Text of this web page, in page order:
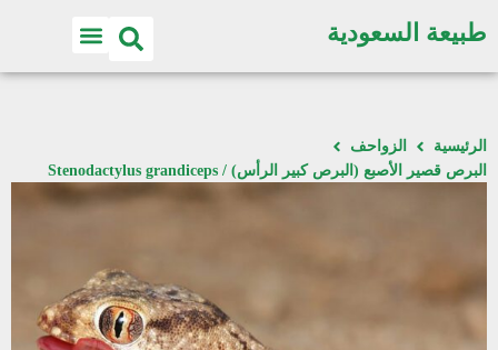
طبيعة السعودية
الرئيسية
الزواحف
البرص قصير الأصبع (البرص كبير الرأس) / Stenodactylus grandiceps